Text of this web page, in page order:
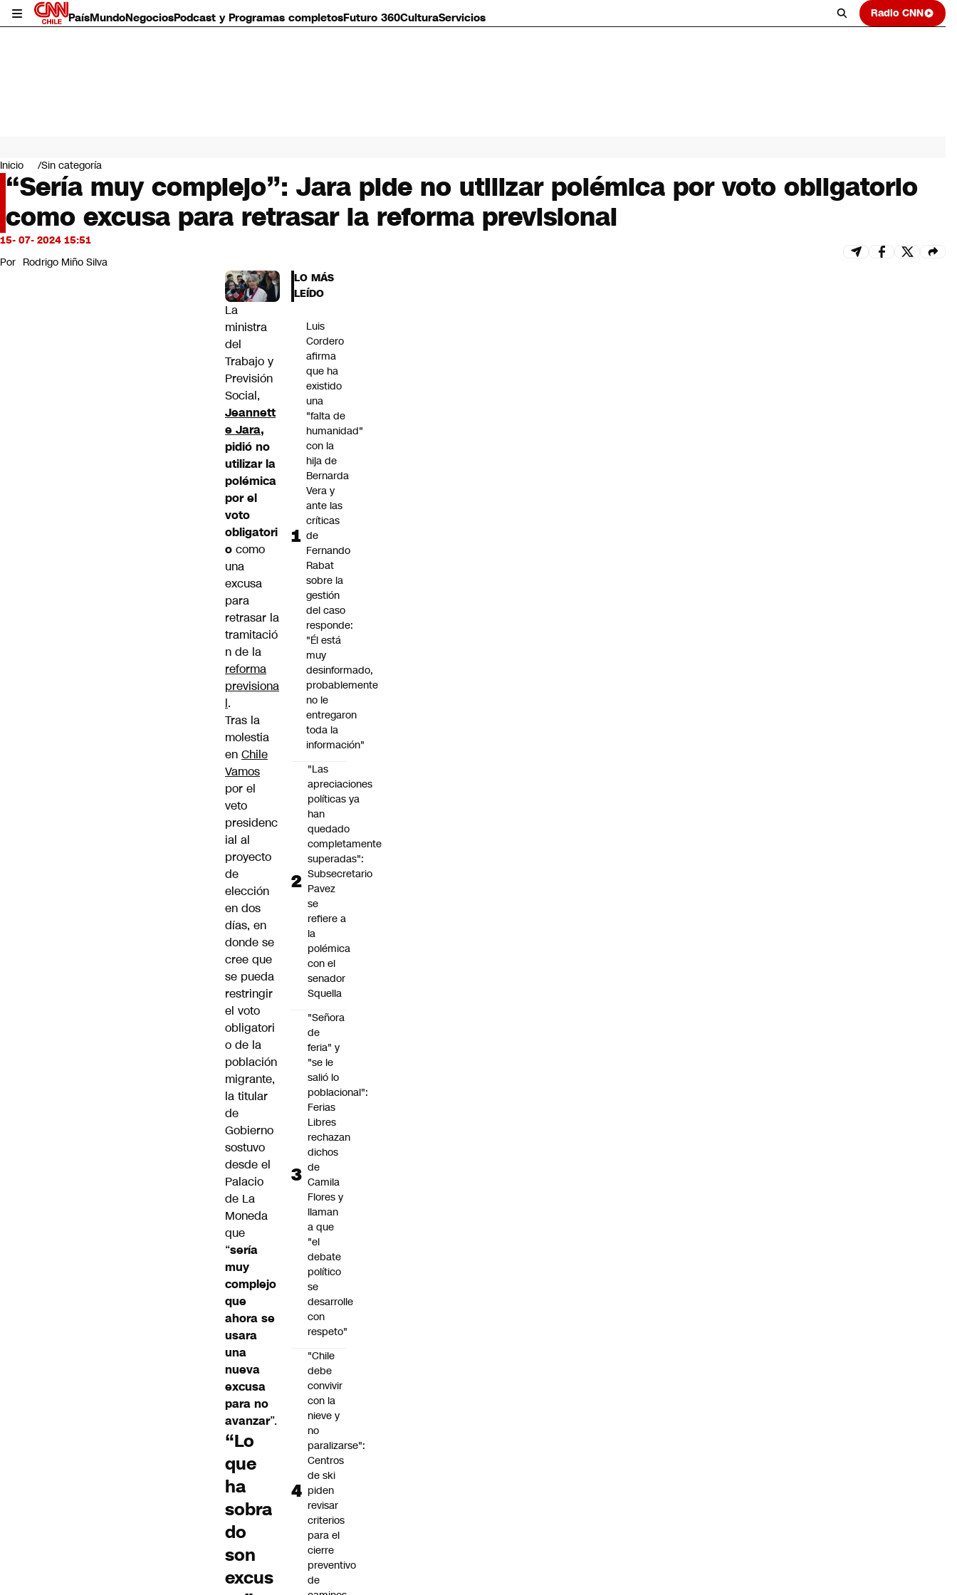
PaísMundoNegociosPodcast y Programas completosFuturo 360CulturaServicios Radio CNN
Mundo
Negocios
Deportes
Programas completos
Cultura
Servicios
Bits
CNN Data
Inicio Sin categoría
“Sería muy complejo”: Jara pide no utilizar polémica por voto obligatorio
como excusa para retrasar la reforma previsional
15- 07- 2024 15:51
Por Rodrigo Miño Silva
La
ministra
del
Trabajo y
Previsión
Social,
Jeannett
e Jara,
pidió no
utilizar la
polémica
por el
voto
obligatori
o como
una
excusa
para
retrasar la
tramitació
n de la
reforma
previsiona
l.
Tras la
molestia
en Chile
Vamos
por el
veto
presidenc
ial al
proyecto
de
elección
en dos
días, en
donde se
cree que
se pueda
restringir
el voto
obligatori
o de la
población
migrante,
la titular
de
Gobierno
sostuvo
desde el
Palacio
de La
Moneda
que
“sería
muy
complejo
que
ahora se
usara
una
nueva
excusa
para no
avanzar”.
“Lo
que
ha
sobra
do
son
excus
LO MÁS
LEÍDO
Luis
Cordero
afirma
que ha
existido
una
"falta de
humanidad"
con la
hija de
Bernarda
Vera y
ante las
críticas
de
Fernando
Rabat
sobre la
gestión
del caso
responde:
"Él está
muy
desinformado,
probablemente
no le
entregaron
toda la
información"
"Las
apreciaciones
políticas ya
han
quedado
completamente
superadas":
Subsecretario
Pavez
se
refiere a
la
polémica
con el
senador
Squella
"Señora
de
feria" y
"se le
salió lo
poblacional":
Ferias
Libres
rechazan
dichos
de
Camila
Flores y
llaman
a que
"el
debate
político
se
desarrolle
con
respeto"
"Chile
debe
convivir
con la
nieve y
no
paralizarse":
Centros
de ski
piden
revisar
criterios
para el
cierre
preventivo
de